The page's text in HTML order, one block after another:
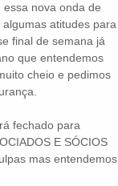
nova onda de
atitudes para
final de semana já
que entendemos
cheio e pedimos
fechado para
E SÓCIOS
mas entendemos